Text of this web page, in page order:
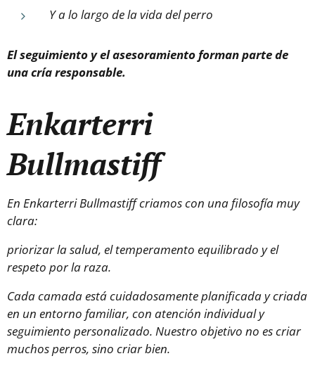
Y a lo largo de la vida del perro
El seguimiento y el asesoramiento forman parte de
una cría responsable.
Enkarterri
Bullmastiff
En Enkarterri Bullmastiff criamos con una filosofía muy
clara:
priorizar la salud, el temperamento equilibrado y el
respeto por la raza.
Cada camada está cuidadosamente planificada y criada
en un entorno familiar, con atención individual y
seguimiento personalizado. Nuestro objetivo no es criar
muchos perros, sino criar bien.